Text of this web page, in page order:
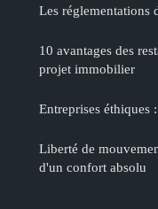
Les réglementations
10 avantages des
projet immobilier
Entreprises éthiques
Liberté de
d'un confort absolu